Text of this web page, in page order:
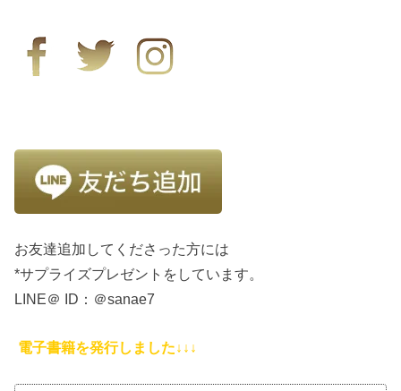
お友達追加してくださった方には
*サプライズプレゼントをしています。
LINE＠ ID：＠sanae7
電子書籍を発行しました↓↓↓